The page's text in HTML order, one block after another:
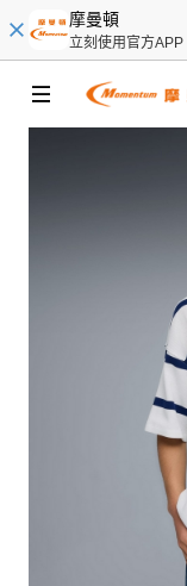
摩曼頓
立刻使用官方APP